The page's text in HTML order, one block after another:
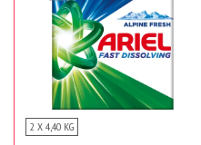
2 X 4,40 KG